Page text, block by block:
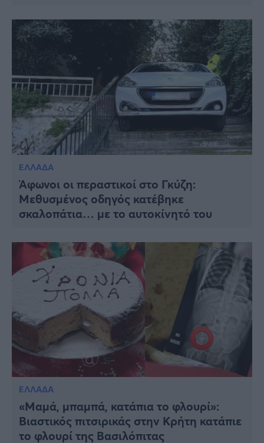
ΕΛΛΑΔΑ
Άφωνοι οι περαστικοί στο Γκύζη:
Μεθυσμένος οδηγός κατέβηκε
σκαλοπάτια… με το αυτοκίνητό του
ΕΛΛΑΔΑ
«Μαμά, μπαμπά, κατάπια το φλουρί»:
Βιαστικός πιτσιρικάς στην Κρήτη κατάπιε
το φλουρί της Βασιλόπιτας